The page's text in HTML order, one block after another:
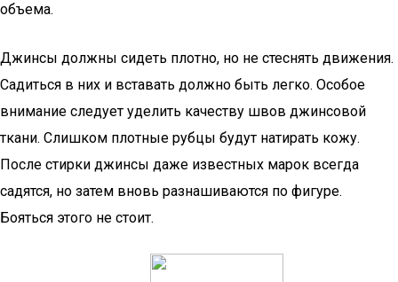
объема.
Джинсы должны сидеть плотно, но не стеснять движения.
Садиться в них и вставать должно быть легко. Особое
внимание следует уделить качеству швов джинсовой
ткани. Слишком плотные рубцы будут натирать кожу.
После стирки джинсы даже известных марок всегда
садятся, но затем вновь разнашиваются по фигуре.
Бояться этого не стоит.